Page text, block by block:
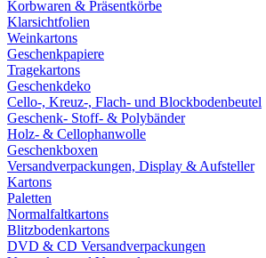
Korbwaren & Präsentkörbe
Klarsichtfolien
Weinkartons
Geschenkpapiere
Tragekartons
Geschenkdeko
Cello-, Kreuz-, Flach- und Blockbodenbeutel
Geschenk- Stoff- & Polybänder
Holz- & Cellophanwolle
Geschenkboxen
Versandverpackungen, Display & Aufsteller
Kartons
Paletten
Normalfaltkartons
Blitzbodenkartons
DVD & CD Versandverpackungen